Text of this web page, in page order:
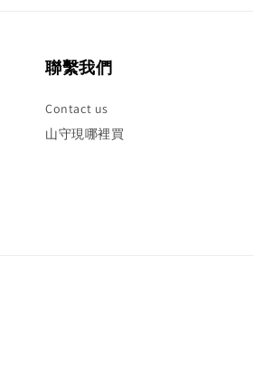
聯繫我們
Contact us
山守現哪裡買